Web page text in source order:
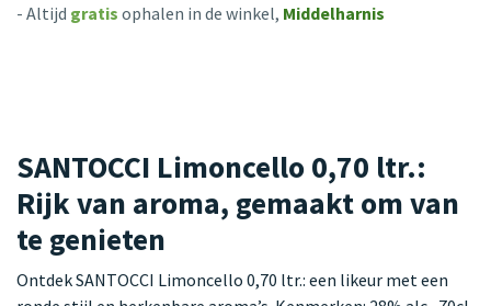
- Altijd gratis ophalen in de winkel, Middelharnis
SANTOCCI Limoncello 0,70 ltr.:
Rijk van aroma, gemaakt om van
te genieten
Ontdek SANTOCCI Limoncello 0,70 ltr.: een likeur met een